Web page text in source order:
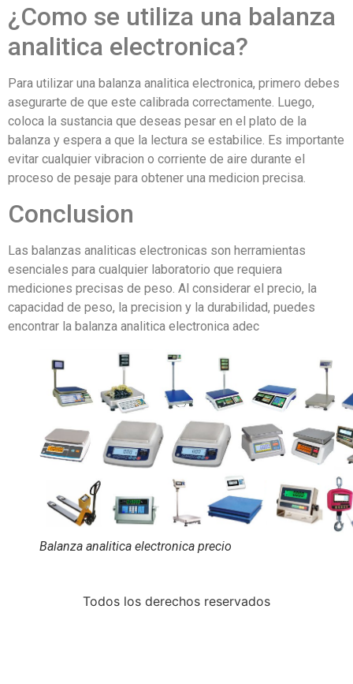
¿Como se utiliza una balanza
analitica electronica?
Para utilizar una balanza analitica electronica, primero debes
asegurarte de que este calibrada correctamente. Luego,
coloca la sustancia que deseas pesar en el plato de la
balanza y espera a que la lectura se estabilice. Es importante
evitar cualquier vibracion o corriente de aire durante el
proceso de pesaje para obtener una medicion precisa.
Conclusion
Las balanzas analiticas electronicas son herramientas
esenciales para cualquier laboratorio que requiera
mediciones precisas de peso. Al considerar el precio, la
capacidad de peso, la precision y la durabilidad, puedes
encontrar la balanza analitica electronica adec
Balanza analitica electronica precio
Todos los derechos reservados